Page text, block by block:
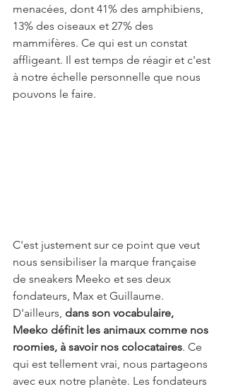
menacées, dont 41% des amphibiens,
13% des oiseaux et 27% des
mammifères. Ce qui est un constat
affligeant. Il est temps de réagir et c'est
à notre échelle personnelle que nous
pouvons le faire.
C'est justement sur ce point que veut
nous sensibiliser la marque française
de sneakers Meeko et ses deux
fondateurs, Max et Guillaume.
D'ailleurs, dans son vocabulaire,
Meeko définit les animaux comme nos
roomies, à savoir nos colocataires. Ce
qui est tellement vrai, nous partageons
avec eux notre planète. Les fondateurs